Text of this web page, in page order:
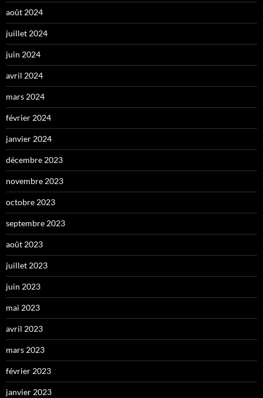
août 2024
juillet 2024
juin 2024
avril 2024
mars 2024
février 2024
janvier 2024
décembre 2023
novembre 2023
octobre 2023
septembre 2023
août 2023
juillet 2023
juin 2023
mai 2023
avril 2023
mars 2023
février 2023
janvier 2023